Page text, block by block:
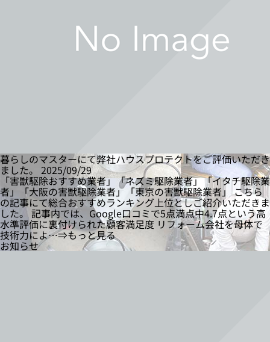
暮らしのマスターにて弊社ハウスプロテクトをご評価いただき
ました。 2025/09/29
「害獣駆除おすすめ業者」「ネズミ駆除業者」「イタチ駆除業
者」「大阪の害獣駆除業者」「東京の害獣駆除業者」 こちら
の記事にて総合おすすめランキング上位としご紹介いただきま
した。 記事内では、Google口コミで5点満点中4.7点という高
水準評価に裏付けられた顧客満足度 リフォーム会社を母体で
技術力によ…⇒もっと見る
お知らせ